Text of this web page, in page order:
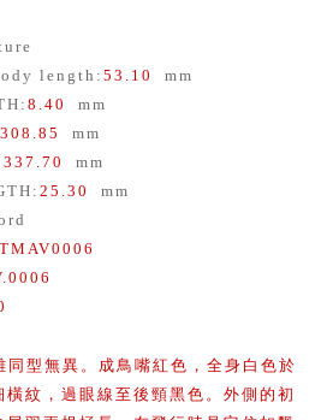
length : 53.10
mm
: 8.40
mm
308.85
mm
337.70
mm
: 25.30
mm
TMAV0006
同型無異。成鳥嘴紅色，全身白色於
紋，過眼線至後頸黑色。外側的初